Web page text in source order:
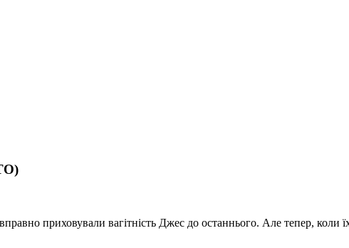
приховували вагітність Джес до останнього. Але тепер, коли